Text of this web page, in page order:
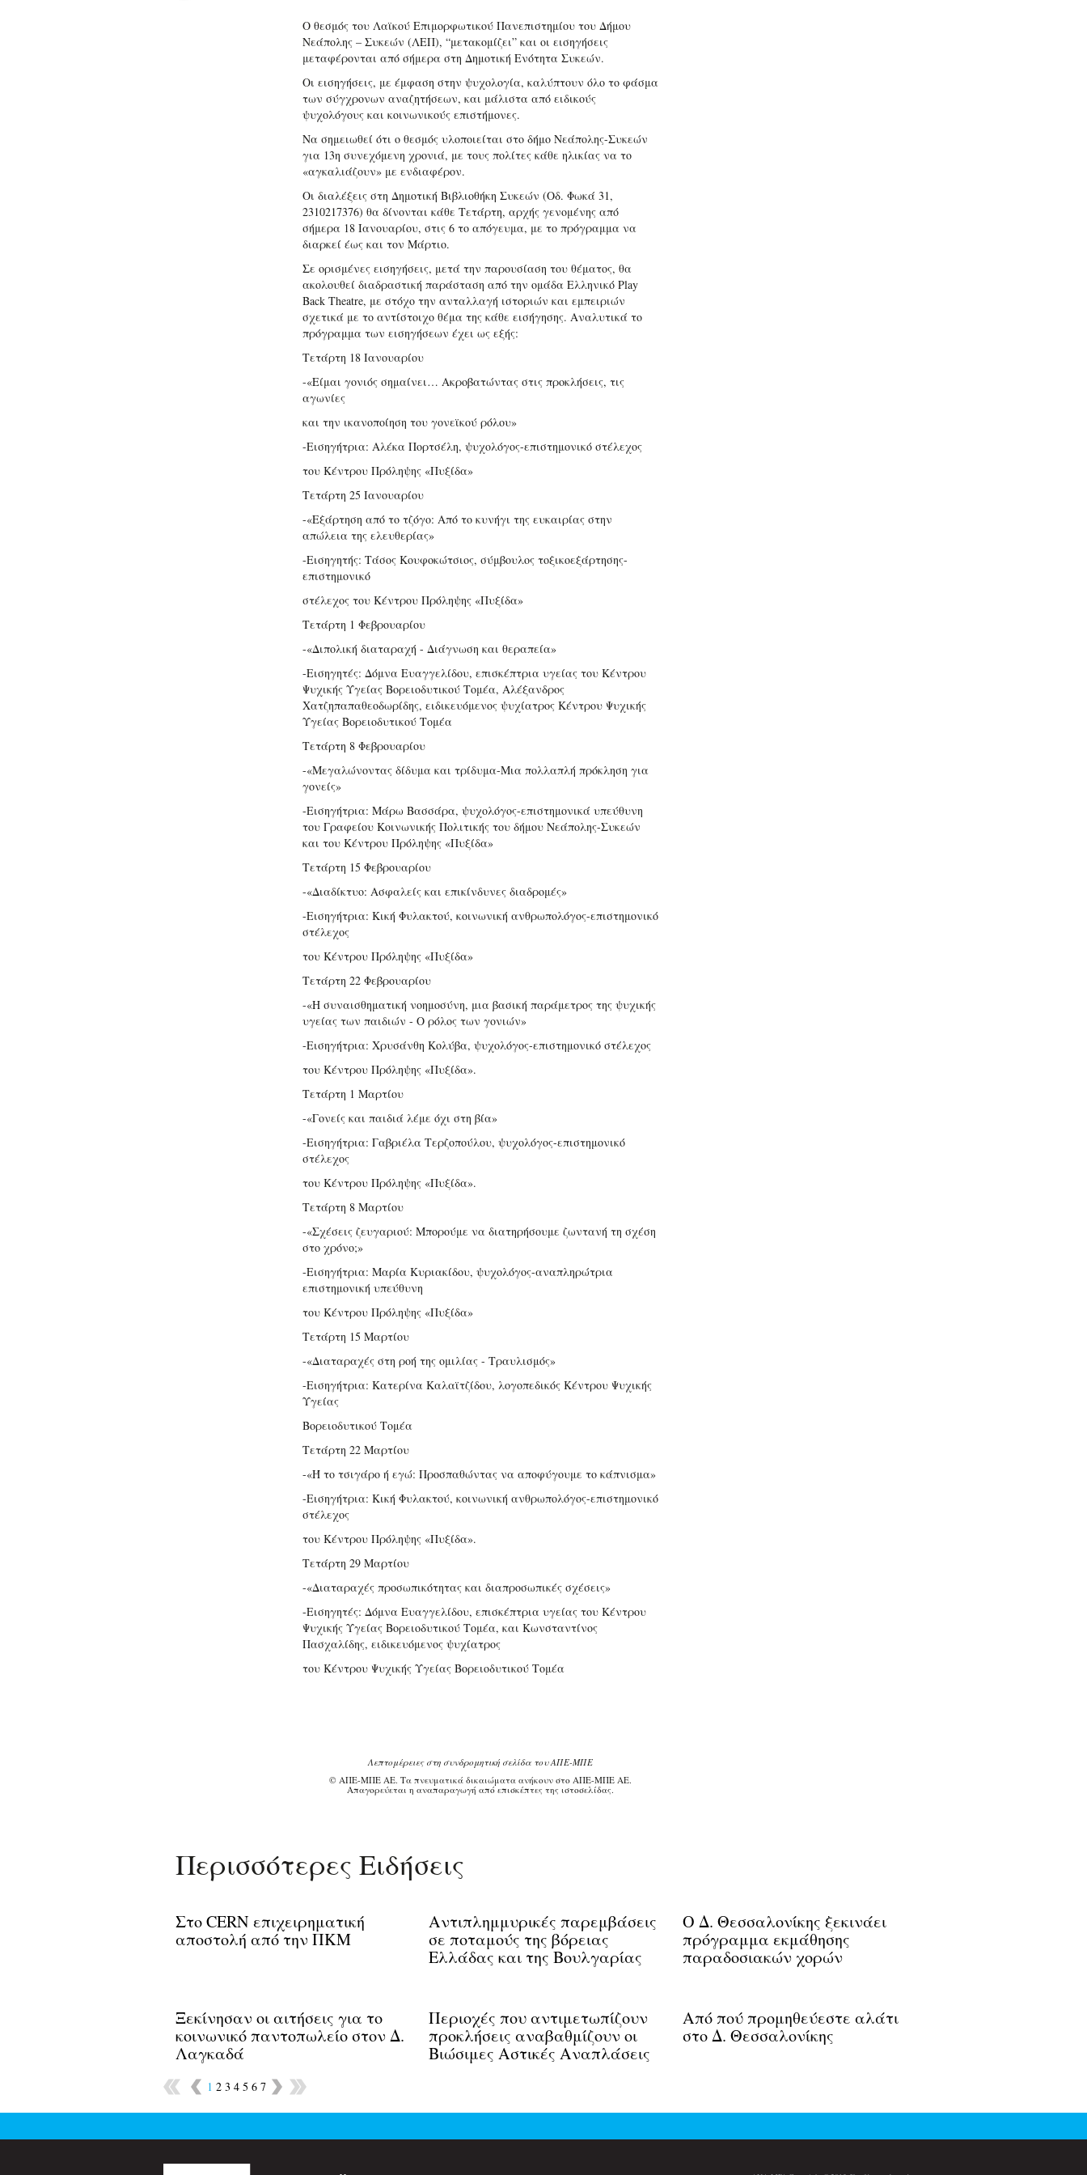
Ο θεσμός του Λαϊκού Επιμορφωτικού Πανεπιστημίου του Δήμου
Νεάπολης – Συκεών (ΛΕΠ), “μετακομίζει” και οι εισηγήσεις
μεταφέρονται από σήμερα στη Δημοτική Ενότητα Συκεών.
Οι εισηγήσεις, με έμφαση στην ψυχολογία, καλύπτουν όλο το φάσμα
των σύγχρονων αναζητήσεων, και μάλιστα από ειδικούς
ψυχολόγους και κοινωνικούς επιστήμονες.
Να σημειωθεί ότι ο θεσμός υλοποιείται στο δήμο Νεάπολης-Συκεών
για 13η συνεχόμενη χρονιά, με τους πολίτες κάθε ηλικίας να το
«αγκαλιάζουν» με ενδιαφέρον.
Οι διαλέξεις στη Δημοτική Βιβλιοθήκη Συκεών (Οδ. Φωκά 31,
2310217376) θα δίνονται κάθε Τετάρτη, αρχής γενομένης από
σήμερα 18 Ιανουαρίου, στις 6 το απόγευμα, με το πρόγραμμα να
διαρκεί έως και τον Μάρτιο.
Σε ορισμένες εισηγήσεις, μετά την παρουσίαση του θέματος, θα
ακολουθεί διαδραστική παράσταση από την ομάδα Ελληνικό Play
Back Theatre, με στόχο την ανταλλαγή ιστοριών και εμπειριών
σχετικά με το αντίστοιχο θέμα της κάθε εισήγησης. Αναλυτικά το
πρόγραμμα των εισηγήσεων έχει ως εξής:
Τετάρτη 18 Ιανουαρίου
-«Είμαι γονιός σημαίνει… Ακροβατώντας στις προκλήσεις, τις
αγωνίες
και την ικανοποίηση του γονεϊκού ρόλου»
-Εισηγήτρια: Αλέκα Πορτσέλη, ψυχολόγος-επιστημονικό στέλεχος
του Κέντρου Πρόληψης «Πυξίδα»
Τετάρτη 25 Ιανουαρίου
-«Εξάρτηση από το τζόγο: Από το κυνήγι της ευκαιρίας στην
απώλεια της ελευθερίας»
-Εισηγητής: Τάσος Κουφοκώτσιος, σύμβουλος τοξικοεξάρτησης-
επιστημονικό
στέλεχος του Κέντρου Πρόληψης «Πυξίδα»
Τετάρτη 1 Φεβρουαρίου
-«Διπολική διαταραχή - Διάγνωση και θεραπεία»
-Εισηγητές: Δόμνα Ευαγγελίδου, επισκέπτρια υγείας του Κέντρου
Ψυχικής Υγείας Βορειοδυτικού Τομέα, Αλέξανδρος
Χατζηπαπαθεοδωρίδης, ειδικευόμενος ψυχίατρος Κέντρου Ψυχικής
Υγείας Βορειοδυτικού Τομέα
Τετάρτη 8 Φεβρουαρίου
-«Μεγαλώνοντας δίδυμα και τρίδυμα-Μια πολλαπλή πρόκληση για
γονείς»
-Εισηγήτρια: Μάρω Βασσάρα, ψυχολόγος-επιστημονικά υπεύθυνη
του Γραφείου Κοινωνικής Πολιτικής του δήμου Νεάπολης-Συκεών
και του Κέντρου Πρόληψης «Πυξίδα»
Τετάρτη 15 Φεβρουαρίου
-«Διαδίκτυο: Ασφαλείς και επικίνδυνες διαδρομές»
-Εισηγήτρια: Κική Φυλακτού, κοινωνική ανθρωπολόγος-επιστημονικό
στέλεχος
του Κέντρου Πρόληψης «Πυξίδα»
Τετάρτη 22 Φεβρουαρίου
-«Η συναισθηματική νοημοσύνη, μια βασική παράμετρος της ψυχικής
υγείας των παιδιών - Ο ρόλος των γονιών»
-Εισηγήτρια: Χρυσάνθη Κολύβα, ψυχολόγος-επιστημονικό στέλεχος
του Κέντρου Πρόληψης «Πυξίδα».
Τετάρτη 1 Μαρτίου
-«Γονείς και παιδιά λέμε όχι στη βία»
-Εισηγήτρια: Γαβριέλα Τερζοπούλου, ψυχολόγος-επιστημονικό
στέλεχος
του Κέντρου Πρόληψης «Πυξίδα».
Τετάρτη 8 Μαρτίου
-«Σχέσεις ζευγαριού: Μπορούμε να διατηρήσουμε ζωντανή τη σχέση
στο χρόνο;»
-Εισηγήτρια: Μαρία Κυριακίδου, ψυχολόγος-αναπληρώτρια
επιστημονική υπεύθυνη
του Κέντρου Πρόληψης «Πυξίδα»
Τετάρτη 15 Μαρτίου
-«Διαταραχές στη ροή της ομιλίας - Τραυλισμός»
-Εισηγήτρια: Κατερίνα Καλαϊτζίδου, λογοπεδικός Κέντρου Ψυχικής
Υγείας
Βορειοδυτικού Τομέα
Τετάρτη 22 Μαρτίου
-«Ή το τσιγάρο ή εγώ: Προσπαθώντας να αποφύγουμε το κάπνισμα»
-Εισηγήτρια: Κική Φυλακτού, κοινωνική ανθρωπολόγος-επιστημονικό
στέλεχος
του Κέντρου Πρόληψης «Πυξίδα».
Τετάρτη 29 Μαρτίου
-«Διαταραχές προσωπικότητας και διαπροσωπικές σχέσεις»
-Εισηγητές: Δόμνα Ευαγγελίδου, επισκέπτρια υγείας του Κέντρου
Ψυχικής Υγείας Βορειοδυτικού Τομέα, και Κωνσταντίνος
Πασχαλίδης, ειδικευόμενος ψυχίατρος
του Κέντρου Ψυχικής Υγείας Βορειοδυτικού Τομέα
Λεπτομέρειες στη συνδρομητική σελίδα του ΑΠΕ-ΜΠΕ
© ΑΠΕ-ΜΠΕ ΑΕ. Τα πνευματικά δικαιώματα ανήκουν στο ΑΠΕ-ΜΠΕ ΑΕ.
Απαγορεύεται η αναπαραγωγή από επισκέπτες της ιστοσελίδας.
Περισσότερες Ειδήσεις
Στο CERN επιχειρηματική
αποστολή από την ΠΚΜ
Αντιπλημμυρικές παρεμβάσεις
σε ποταμούς της βόρειας
Ελλάδας και της Βουλγαρίας
Ο Δ. Θεσσαλονίκης ξεκινάει
πρόγραμμα εκμάθησης
παραδοσιακών χορών
Ξεκίνησαν οι αιτήσεις για το
κοινωνικό παντοπωλείο στον Δ.
Λαγκαδά
Περιοχές που αντιμετωπίζουν
προκλήσεις αναβαθμίζουν οι
Βιώσιμες Αστικές Αναπλάσεις
Από πού προμηθεύεστε αλάτι
στο Δ. Θεσσαλονίκης
1 2 3 4 5 6 7